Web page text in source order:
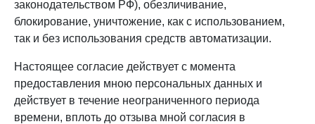
законодательством РФ), обезличивание,
блокирование, уничтожение, как с использованием,
так и без использования средств автоматизации.
Настоящее согласие действует с момента
предоставления мною персональных данных и
действует в течение неограниченного периода
времени, вплоть до отзыва мной согласия в